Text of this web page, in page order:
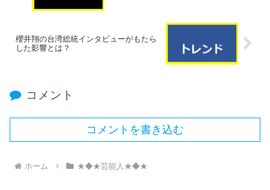
櫻井翔の台湾総統インタビューがもたら
した影響とは？
コメント
コメントを書き込む
ホーム ★◆★芸能人★◆★